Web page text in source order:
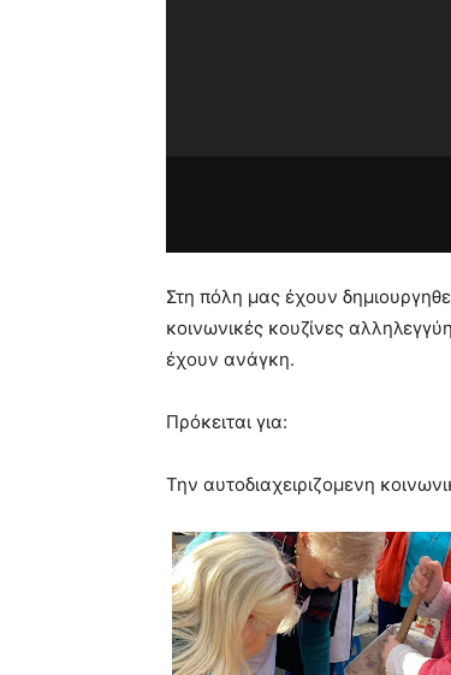
Στη πόλη μας έχουν
κοινωνικές κουζίνες
έχουν ανάγκη.
Πρόκειται για:
Την αυτοδιαχειριζομενη